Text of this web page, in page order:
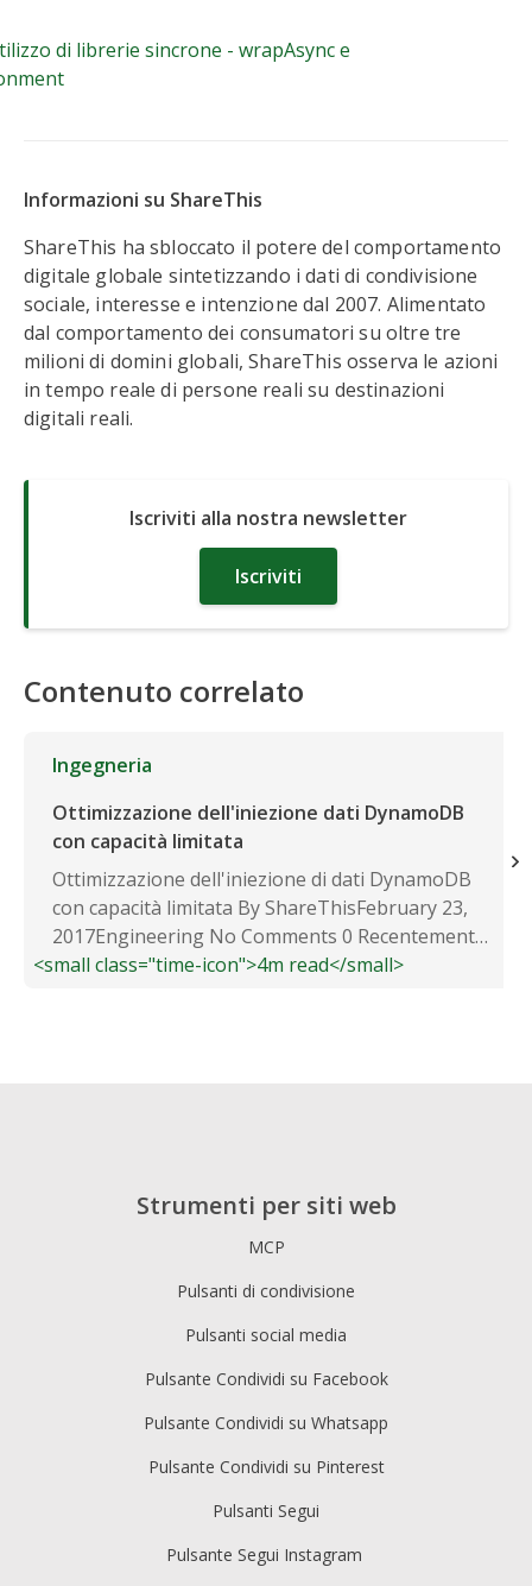
di librerie sincrone - wrapAsync e
Informazioni su ShareThis
ShareThis ha sbloccato il potere del comportamento
digitale globale sintetizzando i dati di condivisione
sociale, interesse e intenzione dal 2007. Alimentato
dal comportamento dei consumatori su oltre tre
milioni di domini globali, ShareThis osserva le azioni
in tempo reale di persone reali su destinazioni
digitali reali.
Iscriviti alla nostra newsletter
Iscriviti
Contenuto correlato
Ingegneria
Ottimizzazione dell'iniezione dati DynamoDB
con capacità limitata
Ottimizzazione dell'iniezione di dati DynamoDB
con capacità limitata By ShareThisFebruary 23,
2017Engineering No Comments 0 Recentemente
abbiamo...
<small class="time-icon">4m read</small>
Strumenti per siti web
MCP
Pulsanti di condivisione
Pulsanti social media
Pulsante Condividi su Facebook
Pulsante Condividi su Whatsapp
Pulsante Condividi su Pinterest
Pulsanti Segui
Pulsante Segui Instagram